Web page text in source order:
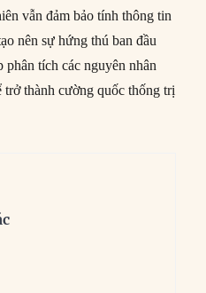
vẫn đảm bảo tính thông tin
nên sự hứng thú ban đầu
tích các nguyên nhân
thành cường quốc thống trị